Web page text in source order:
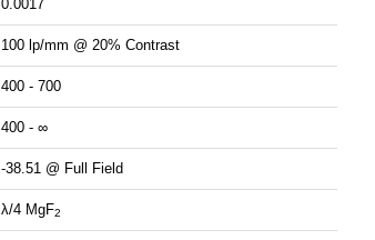
0.0017
100 lp/mm @ 20% Contrast
400 - 700
400 - ∞
-38.51 @ Full Field
λ/4 MgF2